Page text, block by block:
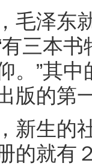
泽东就
三本
。”其
版的第
生的社
的就有